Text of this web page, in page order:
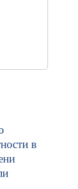
в